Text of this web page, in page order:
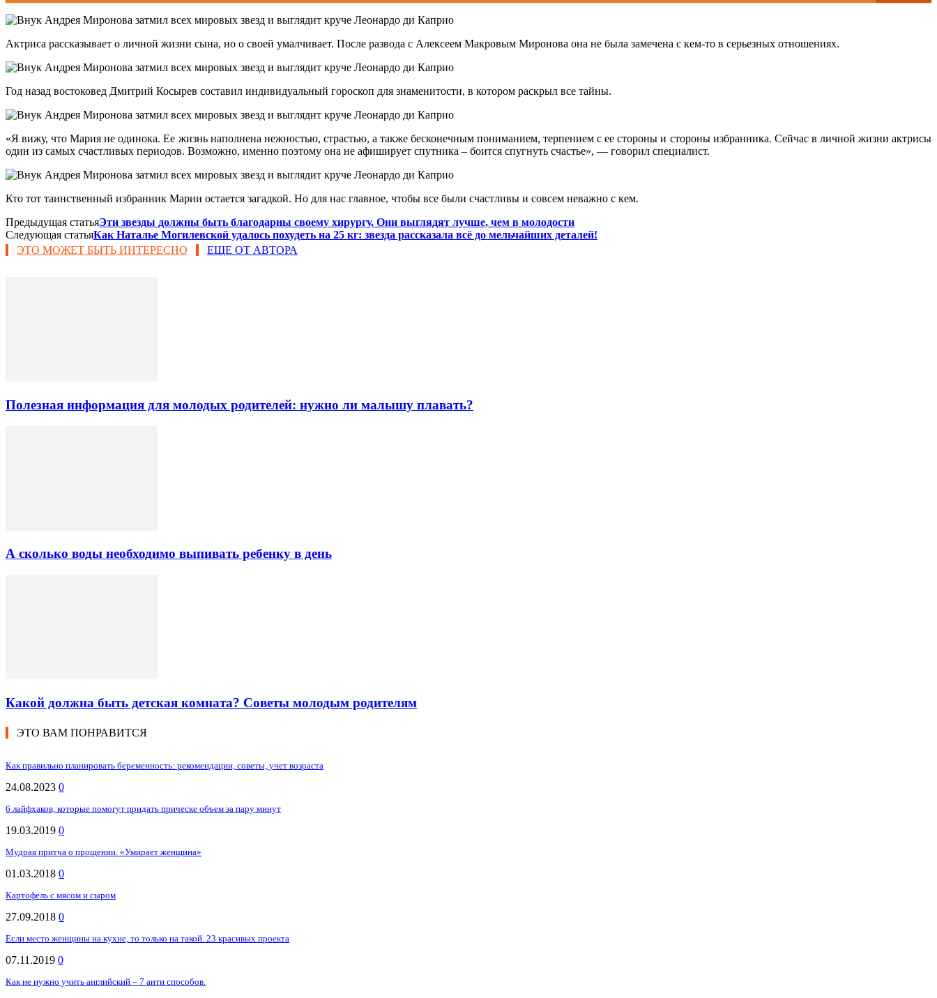
Актриса рассказывает о личной жизни сына, но о своей умалчивает. После развода с Алексеем Макровым Миронова она не была замечена с кем-то в серьезных отношениях.
Год назад востоковед Дмитрий Косырев составил индивидуальный гороскоп для знаменитости, в котором раскрыл все тайны.
«Я вижу, что Мария не одинока. Ее жизнь наполнена нежностью, страстью, а также бесконечным пониманием, терпением с ее стороны и стороны избранника. Сейчас в личной жизни актрисы
один из самых счастливых периодов. Возможно, именно поэтому она не афиширует спутника – боится спугнуть счастье», — говорил специалист.
Кто тот таинственный избранник Марии остается загадкой. Но для нас главное, чтобы все были счастливы и совсем неважно с кем.
Предыдущая статьяЭти звезды должны быть благодарны своему хирургу. Они выглядят лучше, чем в молодости
Следующая статьяКак Наталье Могилевской удалось похудеть на 25 кг: звезда рассказала всё до мельчайших деталей!
ЭТО МОЖЕТ БЫТЬ ИНТЕРЕСНО
ЕЩЕ ОТ АВТОРА
Полезная информация для молодых родителей: нужно ли малышу плавать?
А сколько воды необходимо выпивать ребенку в день
Какой должна быть детская комната? Советы молодым родителям
ЭТО ВАМ ПОНРАВИТСЯ
Как правильно планировать беременность: рекомендации, советы, учет возраста
24.08.2023 0
6 лайфхаков, которые помогут придать прическе объем за пару минут
19.03.2019 0
Мудрая притча о прощении. «Умирает женщина»
01.03.2018 0
Картофель с мясом и сыром
27.09.2018 0
Если место женщины на кухне, то только на такой. 23 красивых проекта
07.11.2019 0
Как не нужно учить английский – 7 анти способов.